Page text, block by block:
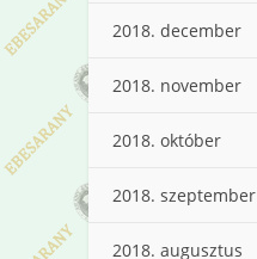
2018. december
2018. november
2018. október
2018. szeptember
2018. augusztus